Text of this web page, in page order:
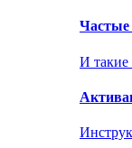
Частые
И такие